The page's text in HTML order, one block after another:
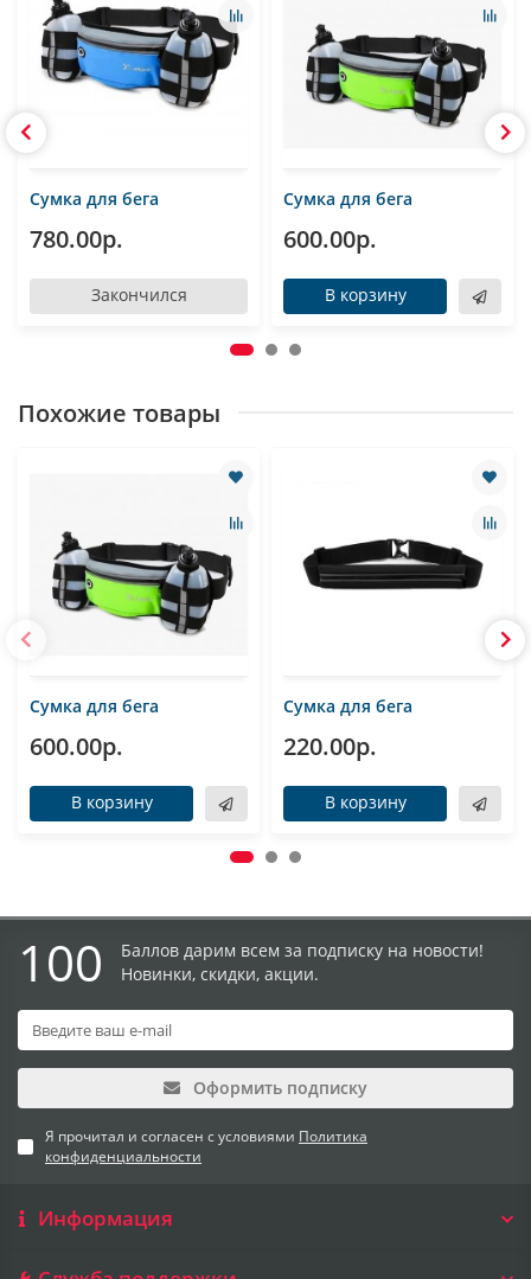
Сумка для бега
780.00р.
Закончился
Сумка для бега
600.00р.
В корзину
Похожие товары
Сумка для бега
600.00р.
В корзину
Сумка для бега
220.00р.
В корзину
100
Баллов дарим всем за подписку на новости!
Новинки, скидки, акции.
Оформить подписку
Я прочитал и согласен с условиями Политика
конфиденциальности
Информация